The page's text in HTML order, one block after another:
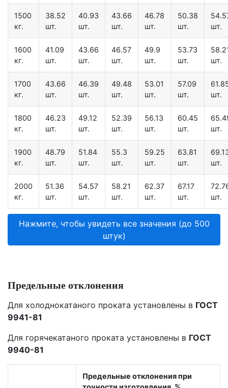
1500
кг.
38.52
шт.
40.93
шт.
43.66
шт.
46.78
шт.
50.38
шт.
шт.
1600
кг.
41.09
шт.
43.66
шт.
46.57
шт.
49.9
шт.
53.73
шт.
шт.
1700
кг.
43.66
шт.
46.39
шт.
49.48
шт.
53.01
шт.
57.09
шт.
шт.
1800
кг.
46.23
шт.
49.12
шт.
52.39
шт.
56.13
шт.
60.45
шт.
шт.
1900
кг.
48.79
шт.
51.84
шт.
55.3
шт.
59.25
шт.
63.81
шт.
шт.
2000
кг.
51.36
шт.
54.57
шт.
58.21
шт.
62.37
шт.
67.17
шт.
шт.
Нажмите, чтобы увидеть все значения (до 500
штук)
Предельные отклонения
Для холоднокатаного проката установлены в ГОСТ
9941-81
Для горячекатаного проката установлены в ГОСТ
9940-81
Предельные отклонения при